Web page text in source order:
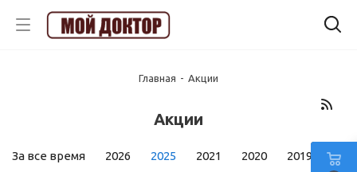
Главная - Акции
Акции
За все время 2026 2025 2021 2020 2019